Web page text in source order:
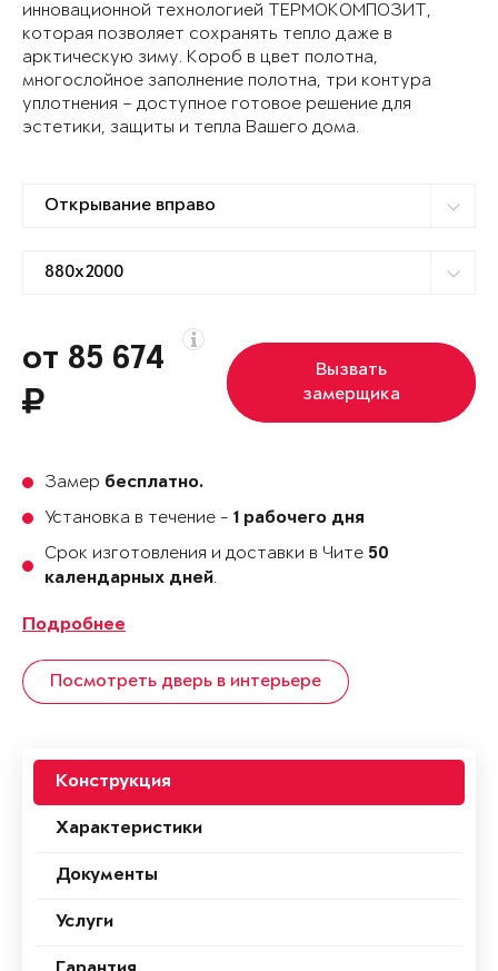
инновационной технологией ТЕРМОКОМПОЗИТ,
которая позволяет сохранять тепло даже в
арктическую зиму. Короб в цвет полотна,
многослойное заполнение полотна, три контура
уплотнения – доступное готовое решение для
эстетики, защиты и тепла Вашего дома.
от 85 674
Вызвать
замерщика
Замер бесплатно.
Установка в течение - 1 рабочего дня
Срок изготовления и доставки в Чите 50
календарных дней.
Подробнее
Посмотреть дверь в интерьере
Конструкция
Характеристики
Документы
Услуги